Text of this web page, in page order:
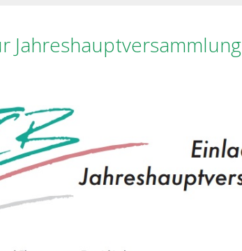
Jahreshauptversammlung